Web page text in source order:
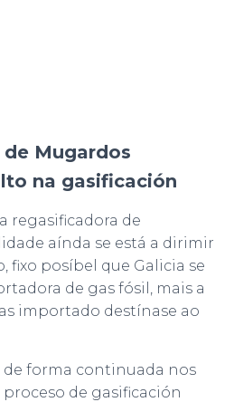
Mugardos
na gasificación
regasificadora de
aínda se está a dirimir
fixo posíbel que Galicia se
de gas fósil, mais a
importado destínase ao
de forma continuada nos
de gasificación